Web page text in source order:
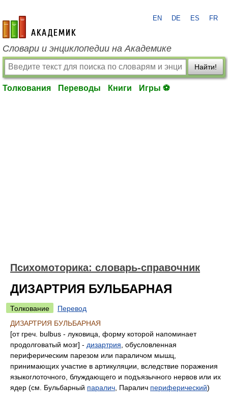
academic.ru
EN DE ES FR
Словари и энциклопедии на Академике
Найти!
Толкования Переводы Книги Игры ⚽
Психомоторика: cловарь-справочник
ДИЗАРТРИЯ БУЛЬБАРНАЯ
Толкование
Перевод
ДИЗАРТРИЯ БУЛЬБАРНАЯ
[от греч. bulbus - луковица, форму которой напоминает
продолговатый мозг] - дизартрия , обусловленная
периферическим парезом или параличом мышц,
принимающих участие в артикуляции, вследствие поражения
языкоглоточного, блуждающего и подъязычного нервов или их
ядер (см. Бульбарный паралич , Паралич периферический)